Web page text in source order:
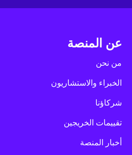
عن المنصة
من نحن
الخبراء والاستشاريون
شركاؤنا
تقييمات الخريجين
أخبار المنصة